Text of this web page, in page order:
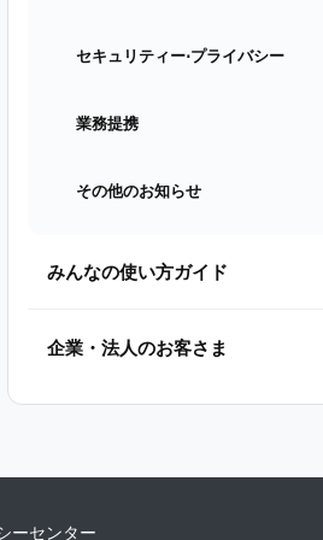
セキュリティー⋅プライバシー
業務提携
その他のお知らせ
みんなの使い方ガイド
企業・法人のお客さま
ーセンター